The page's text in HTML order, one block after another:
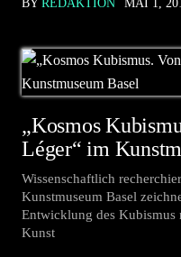
BY REDAKTION MAI 1,
„Kosmos
Léger“ im
Wissenschaftlich
Kunstmuseum Basel
Entwicklung des Kubismus
Kunst